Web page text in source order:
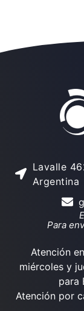
Lavalle
Argentina
Para
Atención
miércoles y
para
Atención por